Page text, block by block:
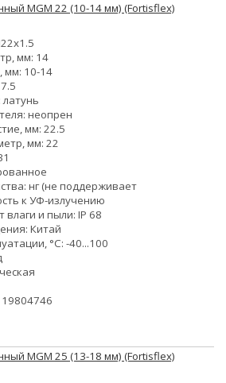
МGM 22 (10-14 мм) (Fortisflex)
мм: 14
мм: 10-14
неопрен
мм: 22.5
мм: 22
нг (не поддерживает
к УФ-излучению
и пыли: IP 68
Китай
°С: -40...100
МGM 25 (13-18 мм) (Fortisflex)